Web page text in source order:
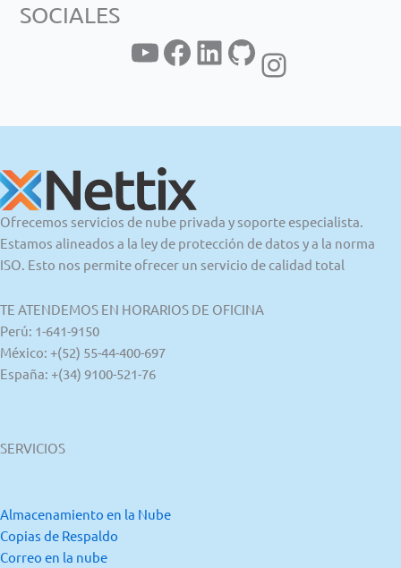
r
SOCIALES
YouTube Facebook LinkedIn GitHub Instagram
Ofrecemos servicios de nube privada y soporte especialista.
Estamos alineados a la ley de protección de datos y a la norma
ISO. Esto nos permite ofrecer un servicio de calidad total
TE ATENDEMOS EN HORARIOS DE OFICINA
Perú: 1-641-9150
México: +(52) 55-44-400-697
España: +(34) 9100-521-76
SERVICIOS
Almacenamiento en la Nube
Copias de Respaldo
Correo en la nube